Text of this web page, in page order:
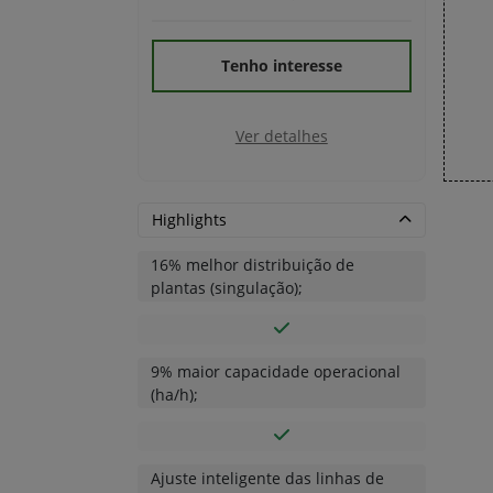
templates.template-